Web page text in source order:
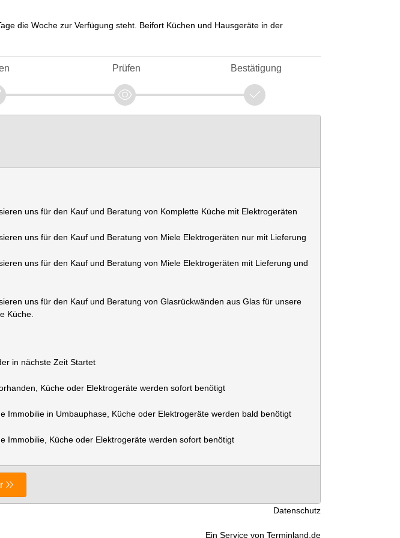
die Woche zur Verfügung steht. Beifort Küchen und Hausgeräte in der
Prüfen Bestätigung
uns für den Kauf und Beratung von Komplette Küche mit Elektrogeräten
uns für den Kauf und Beratung von Miele Elektrogeräten nur mit Lieferung
uns für den Kauf und Beratung von Miele Elektrogeräten mit Lieferung und
uns für den Kauf und Beratung von Glasrückwänden aus Glas für unsere
Küche.
in nächste Zeit Startet
Küche oder Elektrogeräte werden sofort benötigt
Immobilie in Umbauphase, Küche oder Elektrogeräte werden bald benötigt
Immobilie, Küche oder Elektrogeräte werden sofort benötigt
Datenschutz
Ein Service von Terminland.de